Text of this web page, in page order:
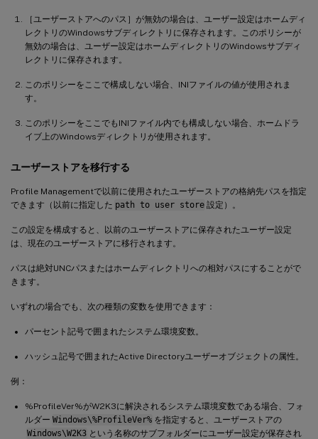
［ユーザーストアへのパス］が無効の場合は、ユーザー設定はホームディ
レクトリのWindowsサブディレクトリに保存されます。このポリシーが
無効の場合は、ユーザー設定はホームディレクトリのWindowsサブディ
レクトリに保存されます。
このポリシーをここで構成しない場合、INIファイルの値が使用されま
す。
このポリシーをここでもINIファイル内でも構成しない場合、ホームドラ
イブ上のWindowsディレクトリが使用されます。
ユーザーストアを移行する
Profile Managementで以前に使用されたユーザーストアの格納先パスを指定
できます（以前に指定した path to user store 設定）。
この設定を構成すると、以前のユーザーストアに保存されたユーザー設定
は、現在のユーザーストアに移行されます。
パスは絶対UNCパスまたはホームディレクトリへの相対パスにすることがで
きます。
いずれの場合でも、次の種類の変数を使用できます：
パーセント記号で囲まれたシステム環境変数。
ハッシュ記号で囲まれたActive Directoryユーザーオブジェクトの属性。
例：
%ProfileVer%がW2K3に解決されるシステム環境変数である場合、フォ
ルダー Windows\%ProfileVer% を指定すると、ユーザーストアの
Windows\W2K3 という名称のサブフォルダーにユーザー設定が保存され